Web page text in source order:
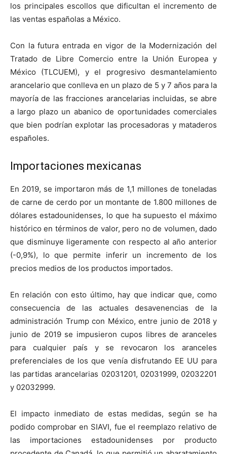
los principales escollos que dificultan el incremento de
las ventas españolas a México.
Con la futura entrada en vigor de la Modernización del
Tratado de Libre Comercio entre la Unión Europea y
México (TLCUEM), y el progresivo desmantelamiento
arancelario que conlleva en un plazo de 5 y 7 años para la
mayoría de las fracciones arancelarias incluidas, se abre
a largo plazo un abanico de oportunidades comerciales
que bien podrían explotar las procesadoras y mataderos
españoles.
Importaciones mexicanas
En 2019, se importaron más de 1,1 millones de toneladas
de carne de cerdo por un montante de 1.800 millones de
dólares estadounidenses, lo que ha supuesto el máximo
histórico en términos de valor, pero no de volumen, dado
que disminuye ligeramente con respecto al año anterior
(-0,9%), lo que permite inferir un incremento de los
precios medios de los productos importados.
En relación con esto último, hay que indicar que, como
consecuencia de las actuales desavenencias de la
administración Trump con México, entre junio de 2018 y
junio de 2019 se impusieron cupos libres de aranceles
para cualquier país y se revocaron los aranceles
preferenciales de los que venía disfrutando EE UU para
las partidas arancelarias 02031201, 02031999, 02032201
y 02032999.
El impacto inmediato de estas medidas, según se ha
podido comprobar en SIAVI, fue el reemplazo relativo de
las importaciones estadounidenses por producto